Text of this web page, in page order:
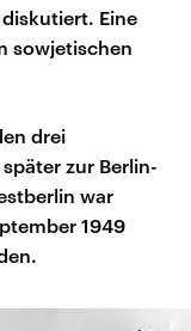
Eine
sowjetischen
drei
zur Berlin-
war
1949